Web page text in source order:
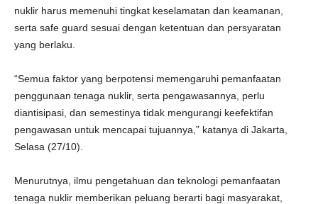
nuklir harus memenuhi tingkat keselamatan dan keamanan,
serta safe guard sesuai dengan ketentuan dan persyaratan
yang berlaku.
“Semua faktor yang berpotensi memengaruhi pemanfaatan
penggunaan tenaga nuklir, serta pengawasannya, perlu
diantisipasi, dan semestinya tidak mengurangi keefektifan
pengawasan untuk mencapai tujuannya,” katanya di Jakarta,
Selasa (27/10).
Menurutnya, ilmu pengetahuan dan teknologi pemanfaatan
tenaga nuklir memberikan peluang berarti bagi masyarakat,